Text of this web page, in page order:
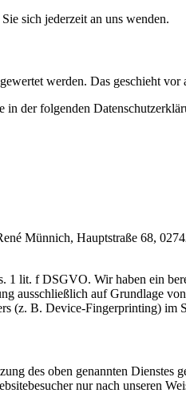
sich jederzeit an uns wenden.
werden. Das geschieht
in der folgenden
Münnich, Hauptstraße 68,
f DSGVO. Wir haben ein
ausschließlich auf
(z. B. Device-Fingerprinting)
des oben genannten Dienstes
nur nach unseren